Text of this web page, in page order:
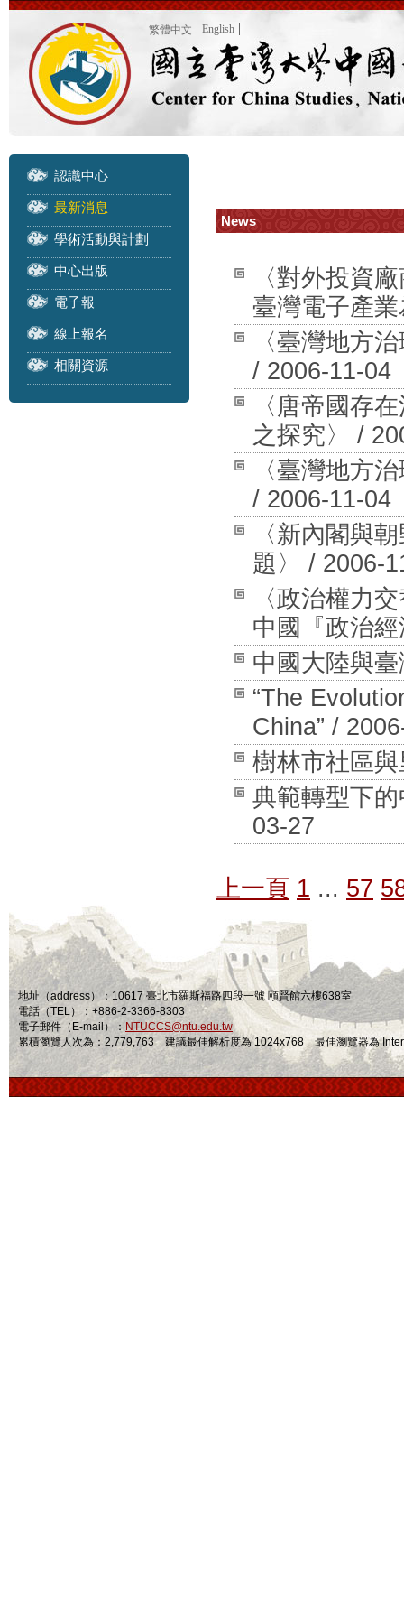
繁體中文 English
認識中心
最新消息
學術活動與計劃
中心出版
電子報
線上報名
相關資源
News
〈對外投資
臺灣電子產
〈臺灣地方
/ 2006-11-04
〈唐帝國存
之探究〉 /
〈臺灣地方
/ 2006-11-04
〈新內閣與
題〉 / 2006-
〈政治權力
中國『政治
中國大陸與
“The
China” /
樹林市社區
典範轉型下
03-27
上一頁 1 ... 57
地址（address）：10617 臺北市羅斯福路四段一號 頤賢館六樓638室
電話（TEL）：+886-2-3366-8303
電子郵件（E-mail）： NTUCCS@ntu.edu.tw
累積瀏覽人次為：2,779,763 建議最佳解析度為 1024x768 最佳瀏覽器為